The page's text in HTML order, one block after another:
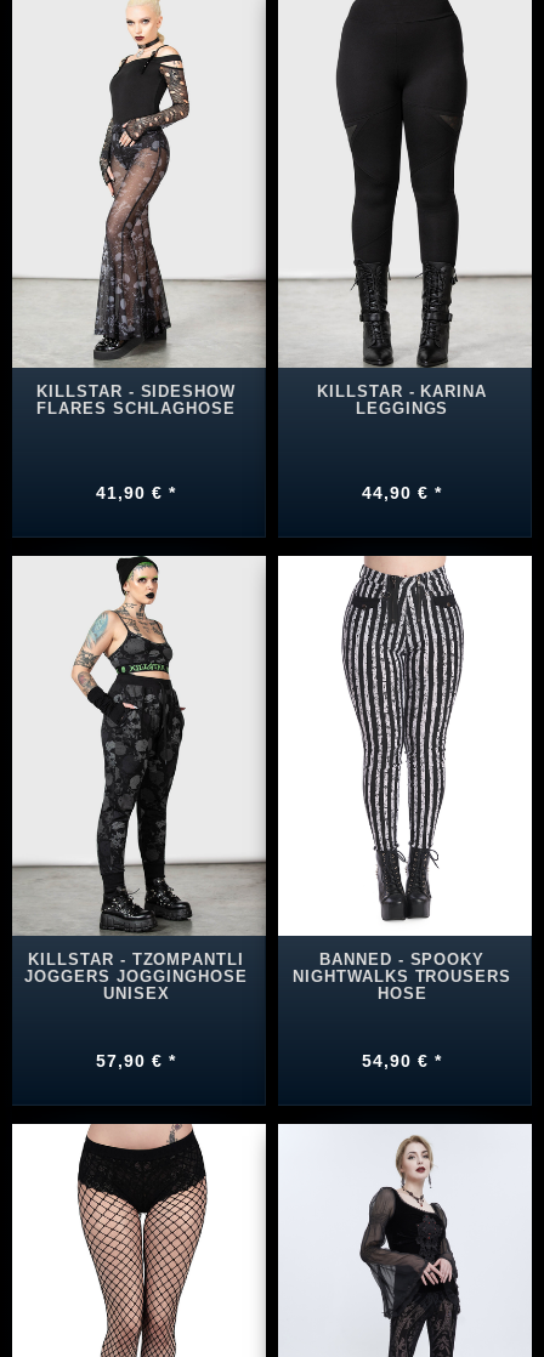
KILLSTAR - SIDESHOW
FLARES SCHLAGHOSE
41,90 € *
KILLSTAR - KARINA
LEGGINGS
44,90 € *
KILLSTAR - TZOMPANTLI
JOGGERS JOGGINGHOSE
UNISEX
57,90 € *
BANNED - SPOOKY
NIGHTWALKS TROUSERS
HOSE
54,90 € *